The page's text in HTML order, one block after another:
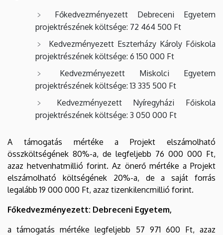
Főkedvezményezett Debreceni Egyetem
projektrészének költsége: 72 464 500 Ft
Kedvezményezett Eszterházy Károly Főiskola
projektrészének költsége: 6 150 000 Ft
Kedvezményezett Miskolci Egyetem
projektrészének költsége: 13 335 500 Ft
Kedvezményezett Nyíregyházi Főiskola
projektrészének költsége: 3 050 000 Ft
A támogatás mértéke a Projekt elszámolható
összköltségének 80%-a, de legfeljebb 76 000 000 Ft,
azaz hetvenhatmillió forint. Az önerő mértéke a Projekt
elszámolható költségének 20%-a, de a saját forrás
legalább 19 000 000 Ft, azaz tizenkilencmillió forint.
Főkedvezményezett: Debreceni Egyetem,
a támogatás mértéke legfeljebb 57 971 600 Ft, azaz